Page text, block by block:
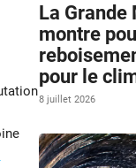
La
montre
pour le
8 juillet 2026